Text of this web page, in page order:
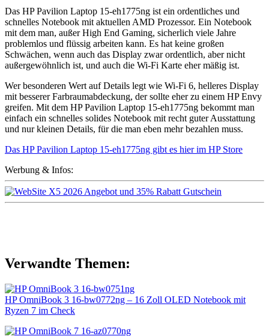
Das HP Pavilion Laptop 15-eh1775ng ist ein ordentliches und
schnelles Notebook mit aktuellen AMD Prozessor. Ein Notebook
mit dem man, außer High End Gaming, sicherlich viele Jahre
problemlos und flüssig arbeiten kann. Es hat keine großen
Schwächen, wenn auch das Display zwar ordentlich, aber nicht
außergewöhnlich ist, und auch die Wi-Fi Karte eher mäßig ist.
Wer besonderen Wert auf Details legt wie Wi-Fi 6, helleres Display
mit besserer Farbraumabdeckung, der sollte eher zu einem HP Envy
greifen. Mit dem HP Pavilion Laptop 15-eh1775ng bekommt man
einfach ein schnelles solides Notebook mit recht guter Ausstattung
und nur kleinen Details, für die man eben mehr bezahlen muss.
Das HP Pavilion Laptop 15-eh1775ng gibt es hier im HP Store
Werbung & Infos:
Verwandte Themen:
HP OmniBook 3 16-bw0772ng – 16 Zoll OLED Notebook mit
Ryzen 7 im Check